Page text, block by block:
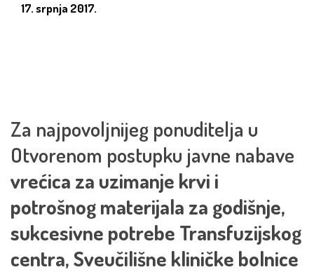
17. srpnja 2017.
Za najpovoljnijeg ponuditelja u
Otvorenom postupku javne nabave
vrećica za uzimanje krvi i
potrošnog materijala za godišnje,
sukcesivne potrebe Transfuzijskog
centra, Sveučilišne kliničke bolnice